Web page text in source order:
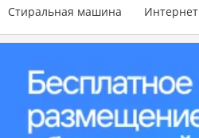
Стиральная машина Интернет